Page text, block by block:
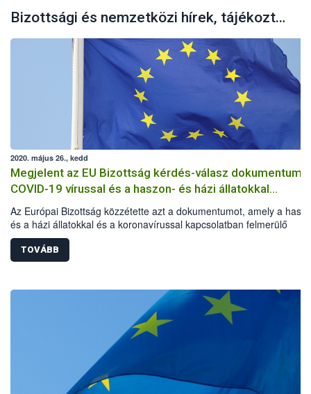
Bizottsági és nemzetközi hírek, tájékoztatók
2020. május 26., kedd
Megjelent az EU Bizottság kérdés-válasz dokumentuma
COVID-19 vírussal és a haszon- és házi állatokkal
kapcsolatban
Az Európai Bizottság közzétette azt a dokumentumot, amely a
és a házi állatokkal és a koronavírussal kapcsolatban felmerülő
kérdéseket és az azokra adandó válaszokat tartalmazza.
TOVÁBB